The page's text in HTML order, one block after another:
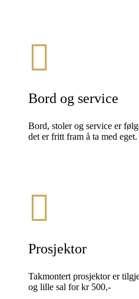
Bord og service
Bord, stoler og service er
det er fritt fram å ta med eget.
Prosjektor
Takmontert prosjektor er
og lille sal for kr 500,-